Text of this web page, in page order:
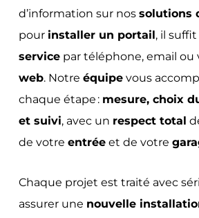
d’information sur nos solutions
pour installer un portail, il
servicepar téléphone, email ou
web. Notre équipevous
chaque étape : mesure, choix
et suivi, avec un respect total
de votre entréeet de votre
Chaque projet est traité avec
assurer une nouvelle